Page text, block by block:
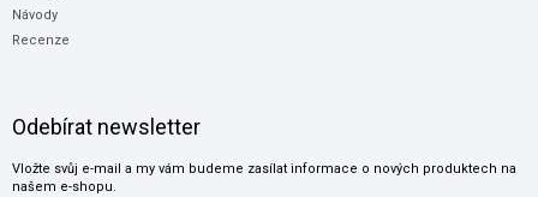
Návody
Recenze
Odebírat newsletter
Vložte svůj e-mail a my vám budeme zasílat informace o nových produktech na
našem e-shopu.